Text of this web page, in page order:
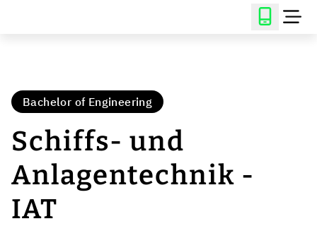
Bachelor of Engineering
Schiffs- und
Anlagentechnik -
IAT